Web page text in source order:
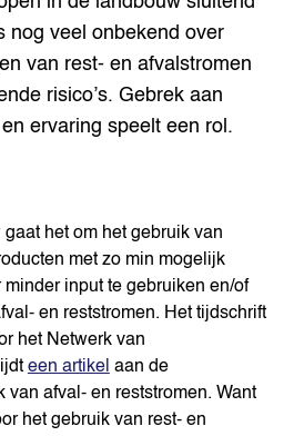
nog veel onbekend over
van rest- en afvalstromen
risico’s. Gebrek aan
ervaring speelt een rol.
het om het gebruik van
met zo min mogelijk
input te gebruiken en/of
en reststromen. Het tijdschrift
het Netwerk van
een artikel aan de
van afval- en reststromen. Want
het gebruik van rest- en